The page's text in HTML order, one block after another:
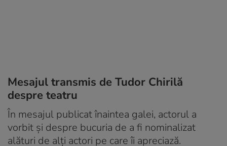
Mesajul transmis de Tudor Chirilă
despre teatru
În mesajul publicat înaintea galei, actorul a
vorbit și despre bucuria de a fi nominalizat
alături de alți actori pe care îi apreciază.